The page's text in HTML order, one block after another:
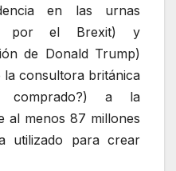
en las urnas
por el Brexit) y
de Donald Trump)
la consultora británica
comprado?) a la
al menos 87 millones
utilizado para crear